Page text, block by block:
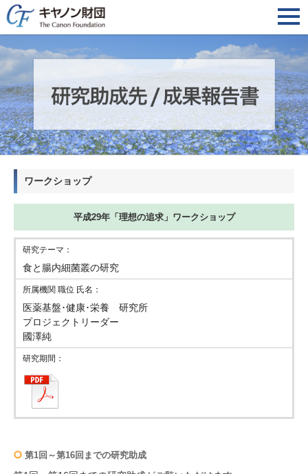
ワークショップ
平成29年「理想の追求」ワークショップ
食と腸内細菌叢の研究
医薬基盤･健康･栄養 研究所
プロジェクトリーダー
國澤純
第1回～第16回までの研究助成